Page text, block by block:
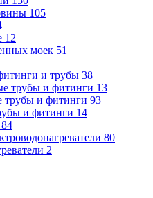
105
12
моек 51
и трубы 38
трубы и фитинги 13
трубы и фитинги 93
и фитинги 14
84
80
2